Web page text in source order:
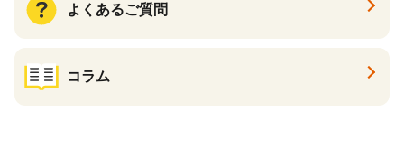
よくあるご質問
コラム